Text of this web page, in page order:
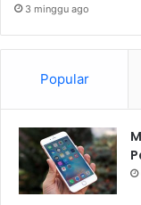
3 minggu ago
Popular